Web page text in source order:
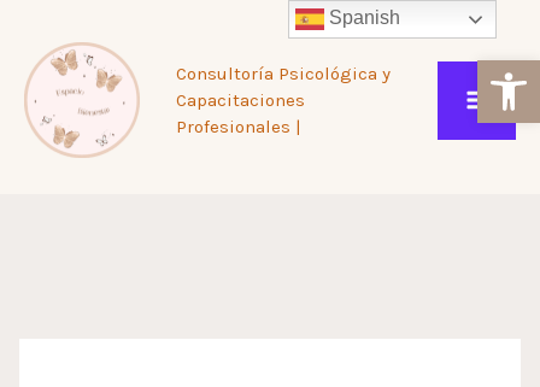
al
contenido
Consultoría Psicológica y
Capacitaciones
Profesionales |
Spanish